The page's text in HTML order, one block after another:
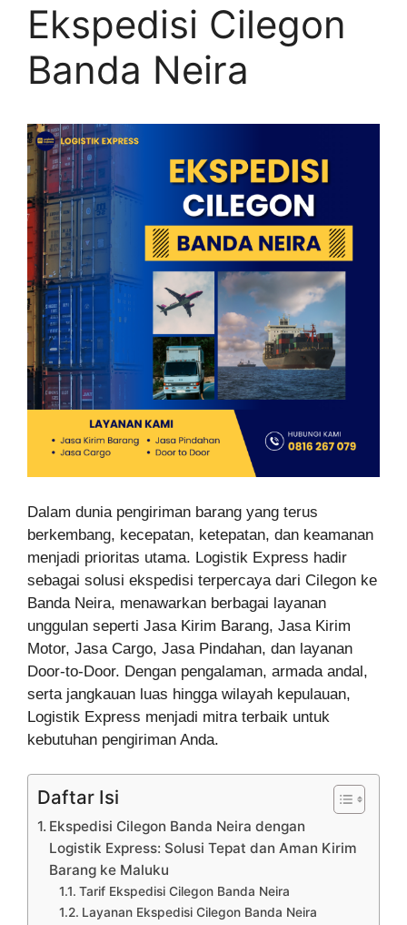
Ekspedisi Cilegon
Banda Neira
Dalam dunia pengiriman barang yang terus
berkembang, kecepatan, ketepatan, dan keamanan
menjadi prioritas utama. Logistik Express hadir
sebagai solusi ekspedisi terpercaya dari Cilegon ke
Banda Neira, menawarkan berbagai layanan
unggulan seperti Jasa Kirim Barang, Jasa Kirim
Motor, Jasa Cargo, Jasa Pindahan, dan layanan
Door-to-Door. Dengan pengalaman, armada andal,
serta jangkauan luas hingga wilayah kepulauan,
Logistik Express menjadi mitra terbaik untuk
kebutuhan pengiriman Anda.
Daftar Isi
Ekspedisi Cilegon Banda Neira dengan
Logistik Express: Solusi Tepat dan Aman Kirim
Barang ke Maluku
Tarif Ekspedisi Cilegon Banda Neira
Layanan Ekspedisi Cilegon Banda Neira